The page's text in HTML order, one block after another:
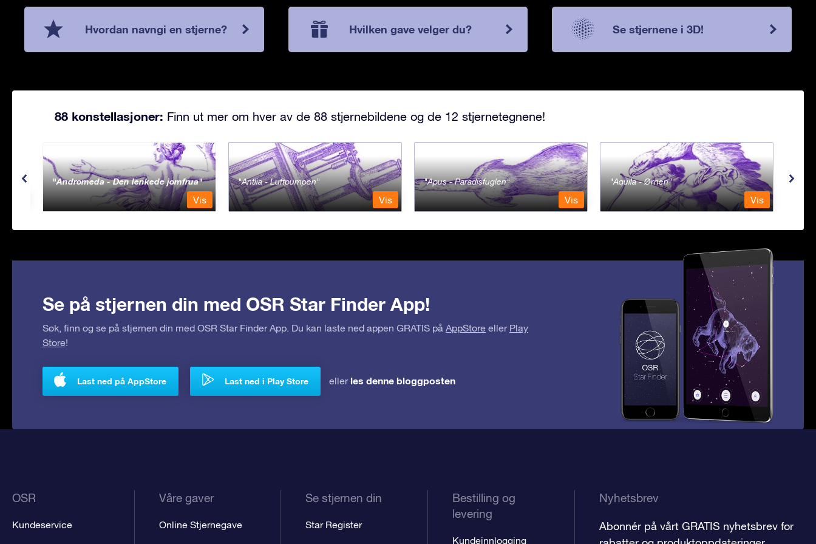
Hvordan navngi en stjerne? Hvilken gave velger du? Se stjernene i 3D!
88 konstellasjoner: Finn ut mer om hver av de 88 stjernebildene og de 12 stjernetegnene!
Andromeda - Den lenkede jomfrua
Vis
Antlia - Luftpumpen
Vis
Apus - Paradisfuglen
Vis
Aquila - Ørnen
Vis
Se på stjernen din med OSR Star Finder App!
Søk, finn og se på stjernen din med OSR Star Finder App. Du kan laste ned appen GRATIS på AppStore eller Play
Store!
Last ned på AppStore Last ned i Play Store eller les denne bloggposten
OSR
Kundeservice
Våre gaver
Online Stjernegave
Se stjernen din
Star Register
Bestilling og
levering
Kundeinnlogging
Nyhetsbrev
Abonnér på vårt GRATIS nyhetsbrev for